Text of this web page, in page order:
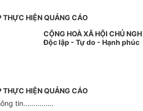
THỰC HIỆN QUẢNG CÁO
CỘNG HOÀ XÃ HỘI CHỦ
Độc lập - Tự do - Hạnh phúc
THỰC HIỆN QUẢNG CÁO
tin...............